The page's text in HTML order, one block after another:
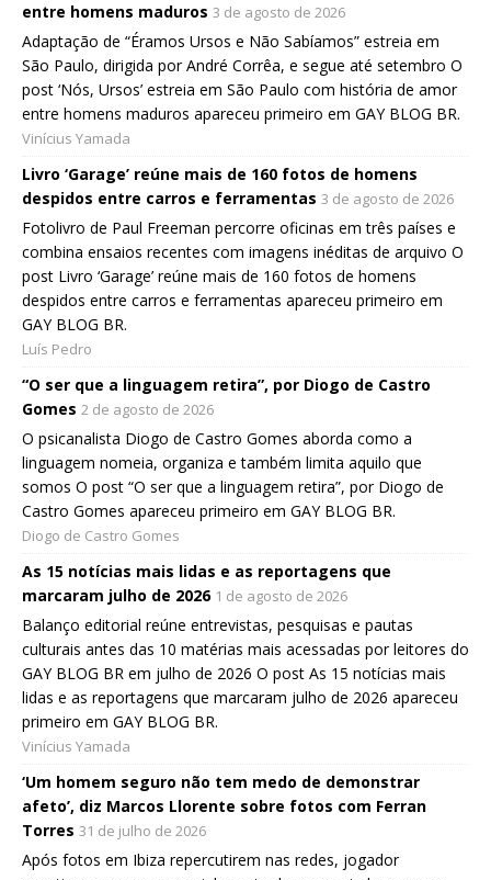
entre homens maduros 3 de agosto de 2026
Adaptação de “Éramos Ursos e Não Sabíamos” estreia em
São Paulo, dirigida por André Corrêa, e segue até setembro O
post ‘Nós, Ursos’ estreia em São Paulo com história de amor
entre homens maduros apareceu primeiro em GAY BLOG BR.
Vinícius Yamada
Livro ‘Garage’ reúne mais de 160 fotos de homens
despidos entre carros e ferramentas 3 de agosto de 2026
Fotolivro de Paul Freeman percorre oficinas em três países e
combina ensaios recentes com imagens inéditas de arquivo O
post Livro ‘Garage’ reúne mais de 160 fotos de homens
despidos entre carros e ferramentas apareceu primeiro em
GAY BLOG BR.
Luís Pedro
“O ser que a linguagem retira”, por Diogo de Castro
Gomes 2 de agosto de 2026
O psicanalista Diogo de Castro Gomes aborda como a
linguagem nomeia, organiza e também limita aquilo que
somos O post “O ser que a linguagem retira”, por Diogo de
Castro Gomes apareceu primeiro em GAY BLOG BR.
Diogo de Castro Gomes
As 15 notícias mais lidas e as reportagens que
marcaram julho de 2026 1 de agosto de 2026
Balanço editorial reúne entrevistas, pesquisas e pautas
culturais antes das 10 matérias mais acessadas por leitores do
GAY BLOG BR em julho de 2026 O post As 15 notícias mais
lidas e as reportagens que marcaram julho de 2026 apareceu
primeiro em GAY BLOG BR.
Vinícius Yamada
‘Um homem seguro não tem medo de demonstrar
afeto’, diz Marcos Llorente sobre fotos com Ferran
Torres 31 de julho de 2026
Após fotos em Ibiza repercutirem nas redes, jogador